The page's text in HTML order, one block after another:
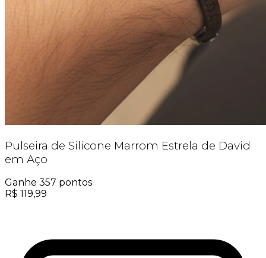
Pulseira de Silicone Marrom Estrela de David
em Aço
Ganhe 357 pontos
R$ 119,99